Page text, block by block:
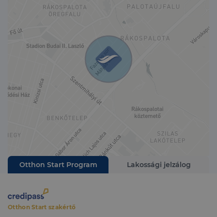
vevők számára fontos információk hamarosan
rendelkezésre állnak.
Megtekintéssel és további kérdésekkel
kapcsolatban várom hívását!
Otthon Start Program Lakossági jelzálog
Otthon Start szakértő